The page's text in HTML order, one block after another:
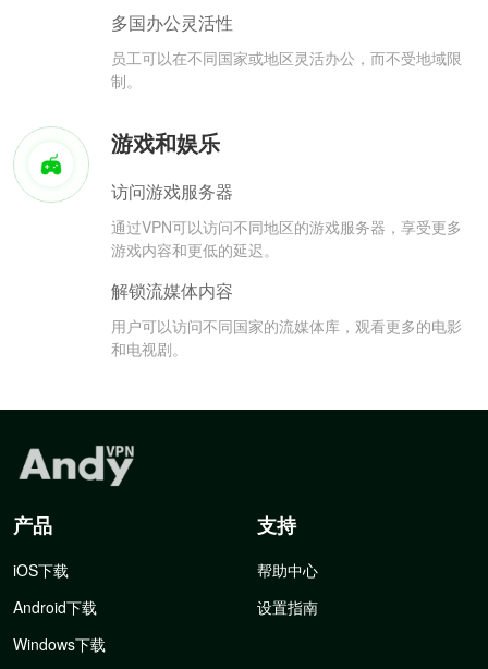
多国办公灵活性
员工可以在不同国家或地区灵活办公，而不受地域限
制。
游戏和娱乐
访问游戏服务器
通过VPN可以访问不同地区的游戏服务器，享受更多
游戏内容和更低的延迟。
解锁流媒体内容
用户可以访问不同国家的流媒体库，观看更多的电影
和电视剧。
产品
iOS下载
Android下载
Windows下载
支持
帮助中心
设置指南